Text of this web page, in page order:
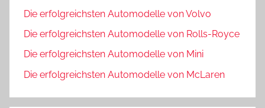
Die erfolgreichsten Automodelle von Volvo
Die erfolgreichsten Automodelle von Rolls-Royce
Die erfolgreichsten Automodelle von Mini
Die erfolgreichsten Automodelle von McLaren